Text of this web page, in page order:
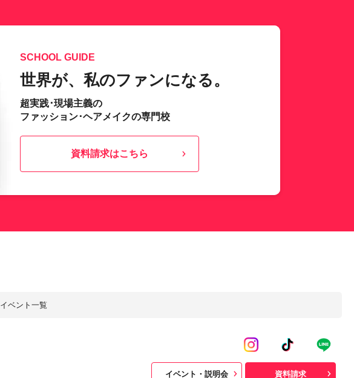
SCHOOL GUIDE
世界が、私のファンになる。
超実践･現場主義の
ファッション･ヘアメイクの専門校
資料請求はこちら
イベント一覧
イベント・説明会 資料請求